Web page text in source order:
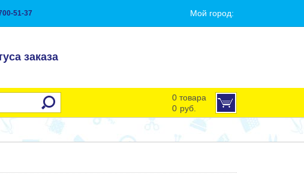
51-37 Мой город:
заказа
0 товара
0 руб.